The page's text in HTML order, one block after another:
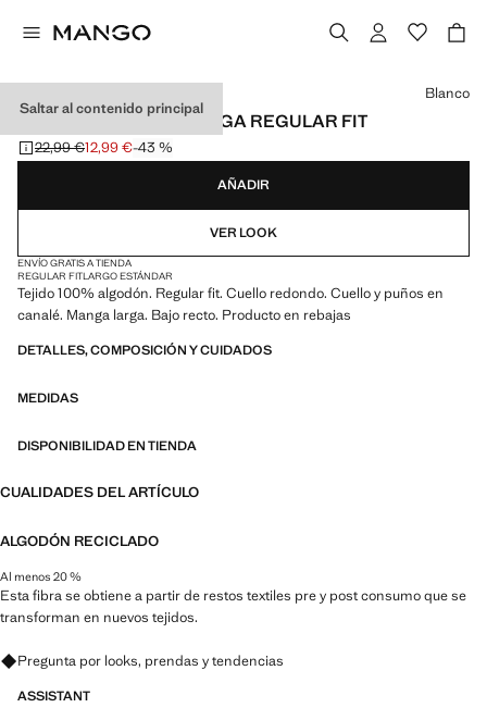
Saltar al contenido principal
CAMISETA MANGA LARGA REGULAR FIT
Precio inicial tachado [22,99 € ]
22,99 €
Precio actual [12,99 € ]
12,99 €-43 %
Selecciona un color
Blanco
AÑADIR
VER LOOK
ENVÍO GRATIS A TIENDA
REGULAR FITLARGO ESTÁNDAR
Tejido 100% algodón. Regular fit. Cuello redondo. Cuello y puños en
canalé. Manga larga. Bajo recto. Producto en rebajas
DETALLES, COMPOSICIÓN Y CUIDADOS
MEDIDAS
DISPONIBILIDAD EN TIENDA
CUALIDADES DEL ARTÍCULO
ALGODÓN RECICLADO
Al menos 20 %
Esta fibra se obtiene a partir de restos textiles pre y post consumo que se
transforman en nuevos tejidos.
Pregunta por looks, prendas y tendencias
ASSISTANT